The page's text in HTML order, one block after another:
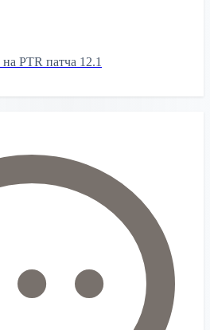
PTR патча 12.1